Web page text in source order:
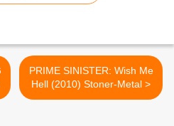
PRIME SINISTER: Wish Me
Hell (2010) Stoner-Metal >